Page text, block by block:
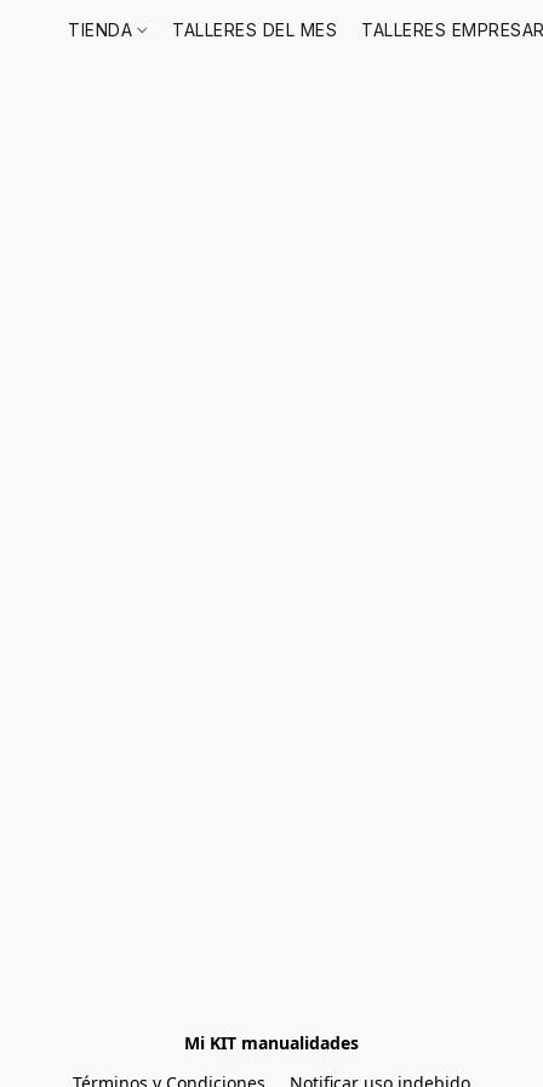
TIENDA TALLERES DEL MES TALLERES
Mi KIT manualidades